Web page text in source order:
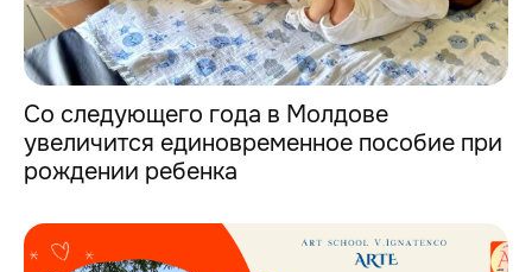
Со следующего года в Молдове
увеличится единовременное пособие при
рождении ребенка